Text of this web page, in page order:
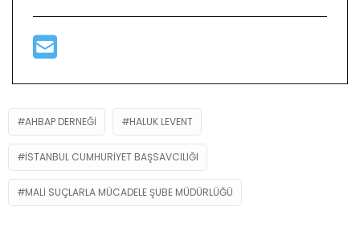
AHBAP DERNEĞI HALUK LEVENT
ISTANBUL CUMHURIYET BAŞSAVCILIĞI
MALI SUÇLARLA MÜCADELE ŞUBE MÜDÜRLÜĞÜ